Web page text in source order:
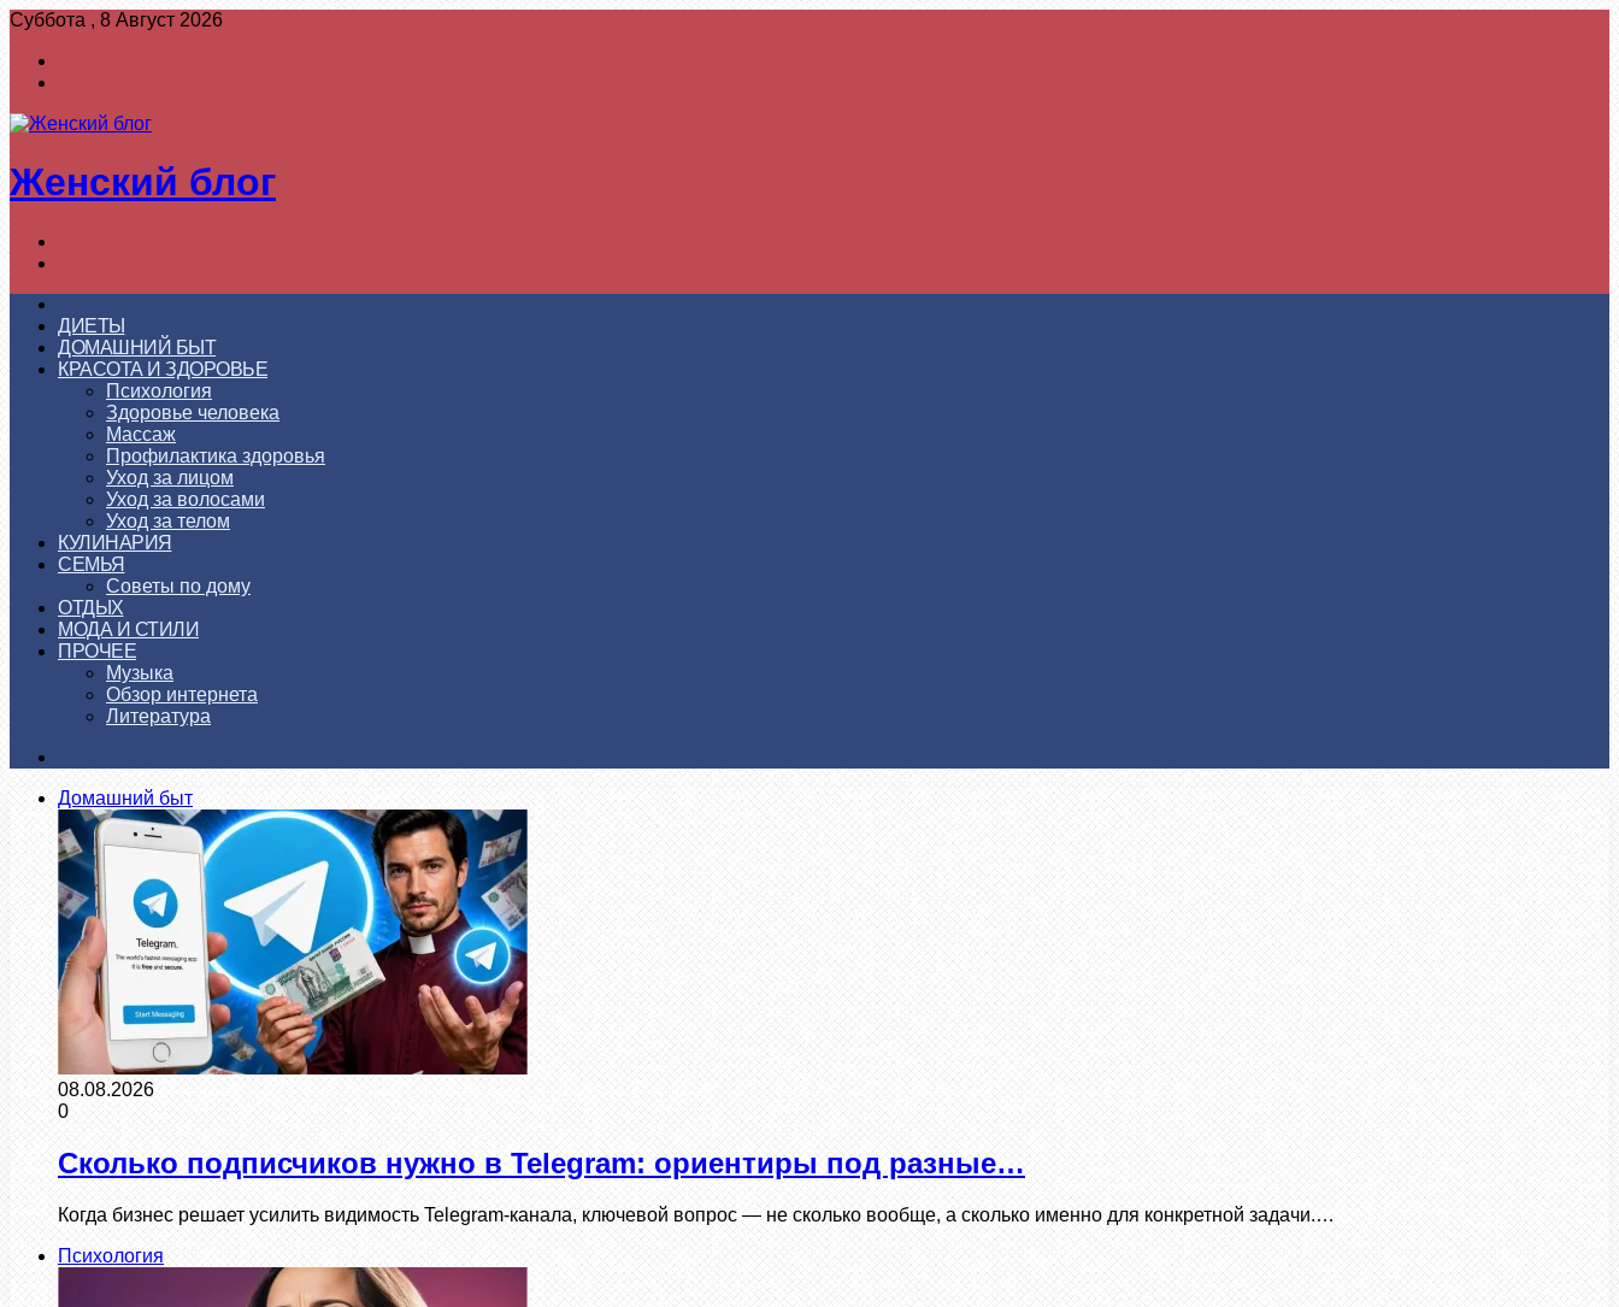
Суббота , 8 Август 2026
Женский блог
ДИЕТЫ
ДОМАШНИЙ БЫТ
КРАСОТА И ЗДОРОВЬЕ
Психология
Здоровье человека
Массаж
Профилактика здоровья
Уход за лицом
Уход за волосами
Уход за телом
КУЛИНАРИЯ
СЕМЬЯ
Советы по дому
ОТДЫХ
МОДА И СТИЛИ
ПРОЧЕЕ
Музыка
Обзор интернета
Литература
Домашний быт
08.08.2026
0
Сколько подписчиков нужно в Telegram: ориентиры под разные…
Когда бизнес решает усилить видимость Telegram-канала, ключевой вопрос — не сколько вообще, а сколько именно для конкретной задачи.…
Психология